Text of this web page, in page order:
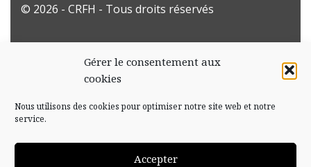
Gérer le consentement aux
cookies
Nous utilisons des cookies pour optimiser notre site web et notre
service.
Accepter
© 2026 - CRFH - Tous droits réservés